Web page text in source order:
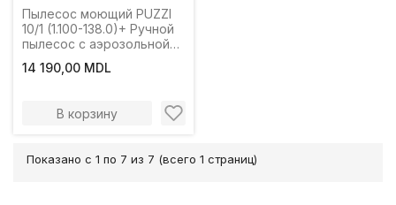
Пылесос моющий PUZZI
10/1 (1.100-138.0)+ Ручной
пылесос с аэрозольной
14 190,00 MDL
В корзину
Показано с 1 по 7 из 7 (всего 1 страниц)